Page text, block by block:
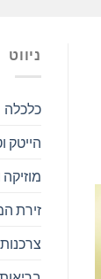
ניווט
כלכלה
הייטק
זירת
צרכנות